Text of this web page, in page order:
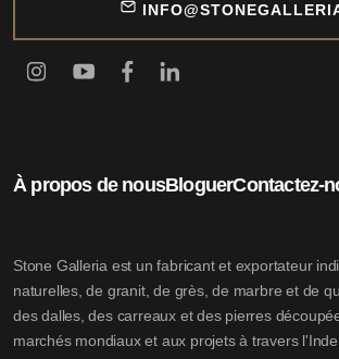
À propos de nousBloguerContactez-
Stone Galleria est un fabricant et exportateur
naturelles, de granit, de grès, de marbre et de
des dalles, des carreaux et des pierres
marchés mondiaux et aux projets à travers